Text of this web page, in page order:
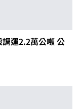
運2.2萬公噸 公